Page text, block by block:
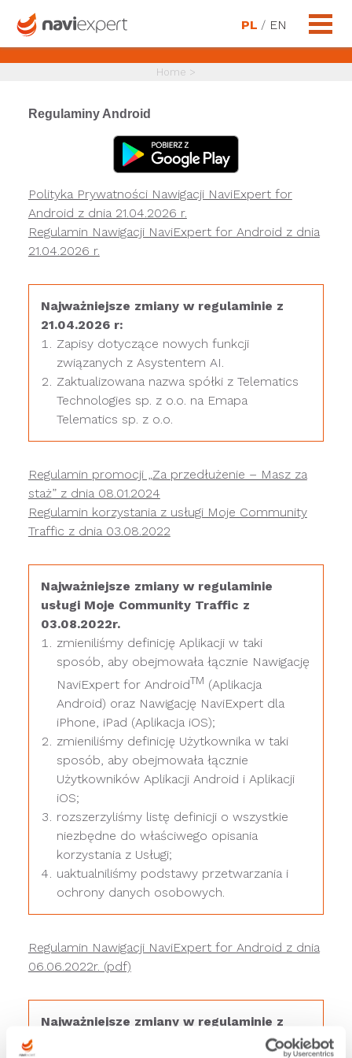
PL / EN
Home >
Regulaminy Android
Polityka Prywatności Nawigacji NaviExpert for
Android z dnia 21.04.2026 r.
Regulamin Nawigacji NaviExpert for Android z dnia
21.04.2026 r.
Najważniejsze zmiany w regulaminie z
21.04.2026 r:
Zapisy dotyczące nowych funkcji
związanych z Asystentem AI.
Zaktualizowana nazwa spółki z Telematics
Technologies sp. z o.o. na Emapa
Telematics sp. z o.o.
Regulamin promocji „Za przedłużenie – Masz za
staż” z dnia 08.01.2024
Regulamin korzystania z usługi Moje Community
Traffic z dnia 03.08.2022
Najważniejsze zmiany w regulaminie
usługi Moje Community Traffic z
03.08.2022r.
zmieniliśmy definicję Aplikacji w taki
sposób, aby obejmowała łącznie Nawigację
NaviExpert for AndroidTM (Aplikacja
Android) oraz Nawigację NaviExpert dla
iPhone, iPad (Aplikacja iOS);
zmieniliśmy definicję Użytkownika w taki
sposób, aby obejmowała łącznie
Użytkowników Aplikacji Android i Aplikacji
iOS;
rozszerzyliśmy listę definicji o wszystkie
niezbędne do właściwego opisania
korzystania z Usługi;
uaktualniliśmy podstawy przetwarzania i
ochrony danych osobowych.
Regulamin Nawigacji NaviExpert for Android z dnia
06.06.2022r. (pdf)
Najważniejsze zmiany w regulaminie z